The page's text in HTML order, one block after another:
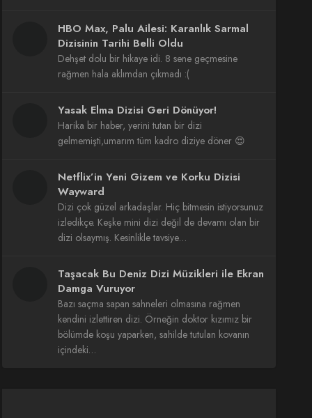
HBO Max, Palu Ailesi: Karanlık Sarmal
Dizisinin Tarihi Belli Oldu
Dehşet dolu bir hikaye idi. 8 sene geçmesine
rağmen hala aklımdan çıkmadı :(
Yasak Elma Dizisi Geri Dönüyor!
Harika bir haber, yerini tutan bir dizi
gelmemişti,umarım tüm kadro diziye döner 😍
Netflix’in Yeni Gizem ve Korku Dizisi
Wayward
Dizi çok güzel arkadaşlar. Hiç bitmesin istiyorsunuz
izledikçe. Keşke mini dizi değil de devamı olan bir
dizi olsaymış. Kesinlikle tavsiye…
Taşacak Bu Deniz Dizi Müzikleri ile Ekran
Damga Vuruyor
Bazı saçma sapan sahneleri olmasına rağmen
kendini izlettiren dizi. Örneğin doktor kızımız bir
bölümde koşu yaparken, sahilde tutulan kovanın
içindeki…